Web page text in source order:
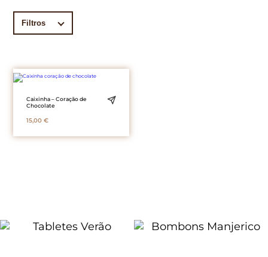
Filtros
Caixinha – Coração de
Chocolate
15,00€